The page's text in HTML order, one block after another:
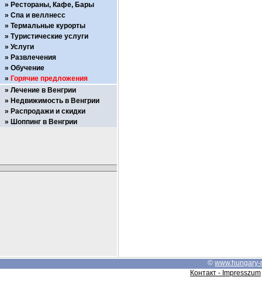
Рестораны, Кафе, Бары
Спа и веллнесс
Термальные курорты
Туристические услуги
Услуги
Развлечения
Обучение
Горячие предложения
Лечение в Венгрии
Недвижимость в Венгрии
Распродажи и скидки
Шоппинг в Венгрии
© www.hungary-
Контакт - Impresszum